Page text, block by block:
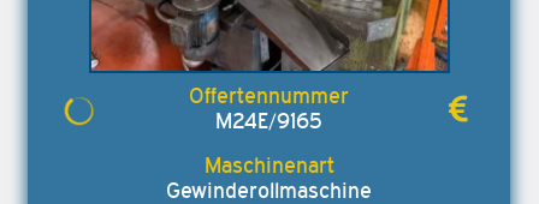
M24E/9165
Gewinderollmaschine